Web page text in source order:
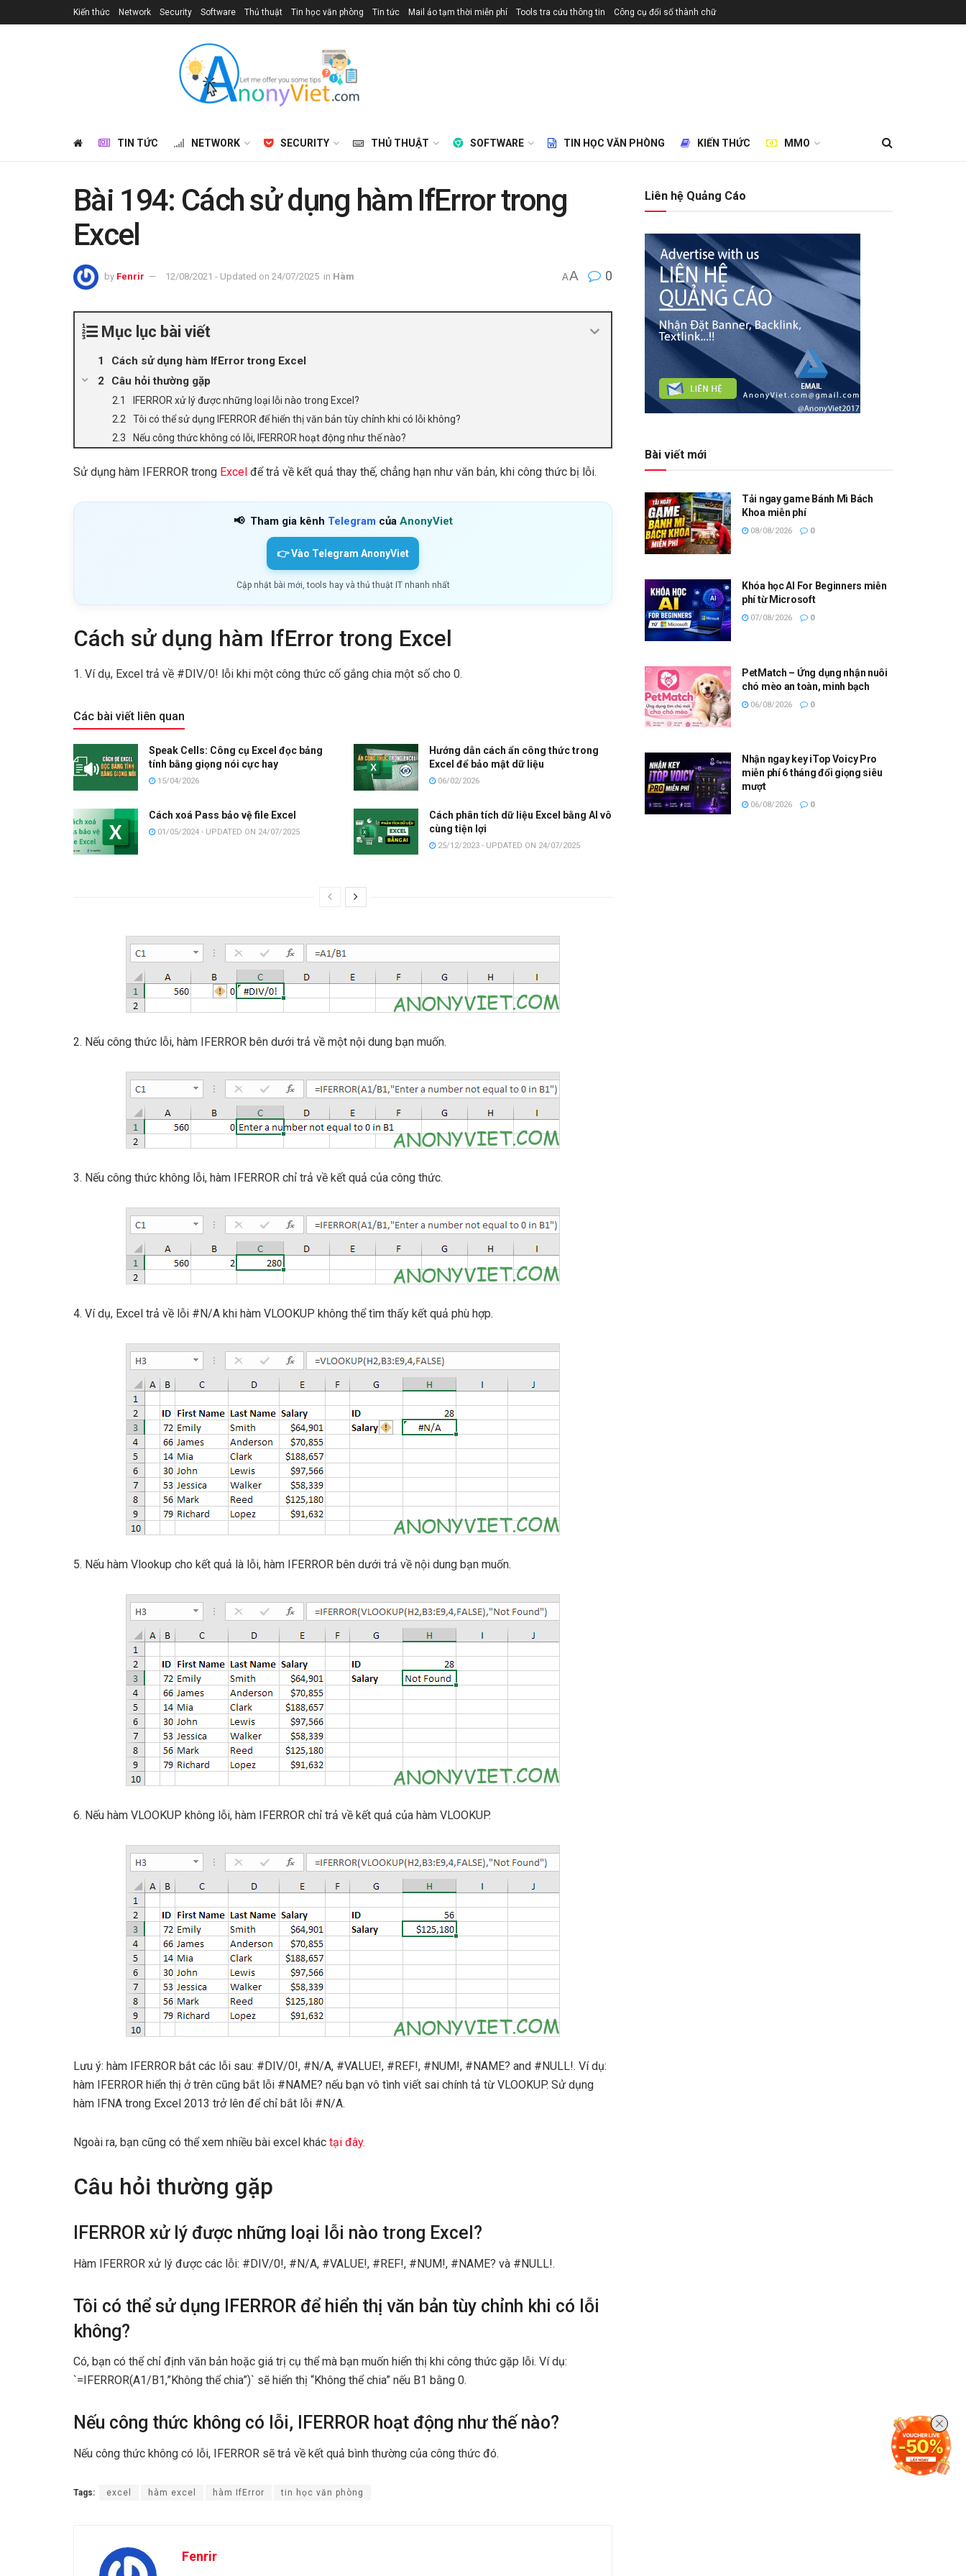
Kiến thức Network Security Software Thủ thuật Tin học văn phòng Tin tức Mail ảo tạm thời miễn phí Tools tra cứu thông tin Công cụ đổi số thành chữ
TIN TỨC NETWORK SECURITY THỦ THUẬT SOFTWARE TIN HỌC VĂN PHÒNG KIẾN THỨC MMO
Bài 194: Cách sử dụng hàm IfError trong
Excel
by Fenrir 12/08/2021 - Updated on 24/07/2025 in Hàm AA 0
Mục lục bài viết
Cách sử dụng hàm IfError trong Excel
Câu hỏi thường gặp
IFERROR xử lý được những loại lỗi nào trong Excel?
Tôi có thể sử dụng IFERROR để hiển thị văn bản tùy chỉnh khi có lỗi không?
Nếu công thức không có lỗi, IFERROR hoạt động như thế nào?
Sử dụng hàm IFERROR trong Excel để trả về kết quả thay thế, chẳng hạn như văn bản, khi công thức bị lỗi.
📢 Tham gia kênh Telegram của AnonyViet
👉 Vào Telegram AnonyViet
Cập nhật bài mới, tools hay và thủ thuật IT nhanh nhất
Cách sử dụng hàm IfError trong Excel
1. Ví dụ, Excel trả về #DIV/0! lỗi khi một công thức cố gắng chia một số cho 0.
Các bài viết liên quan
Speak Cells: Công cụ Excel đọc bảng
tính bằng giọng nói cực hay
15/04/2026
Hướng dẫn cách ẩn công thức trong
Excel để bảo mật dữ liệu
06/02/2026
Cách xoá Pass bảo vệ file Excel
01/05/2024 - UPDATED ON 24/07/2025
Cách phân tích dữ liệu Excel bằng AI vô
cùng tiện lợi
25/12/2023 - UPDATED ON 24/07/2025
2. Nếu công thức lỗi, hàm IFERROR bên dưới trả về một nội dung bạn muốn.
3. Nếu công thức không lỗi, hàm IFERROR chỉ trả về kết quả của công thức.
4. Ví dụ, Excel trả về lỗi #N/A khi hàm VLOOKUP không thể tìm thấy kết quả phù hợp.
5. Nếu hàm Vlookup cho kết quả là lỗi, hàm IFERROR bên dưới trả về nội dung bạn muốn.
6. Nếu hàm VLOOKUP không lỗi, hàm IFERROR chỉ trả về kết quả của hàm VLOOKUP.
Lưu ý: hàm IFERROR bắt các lỗi sau: #DIV/0!, #N/A, #VALUE!, #REF!, #NUM!, #NAME? and #NULL!. Ví dụ:
hàm IFERROR hiển thị ở trên cũng bắt lỗi #NAME? nếu bạn vô tình viết sai chính tả từ VLOOKUP. Sử dụng
hàm IFNA trong Excel 2013 trở lên để chỉ bắt lỗi #N/A.
Ngoài ra, bạn cũng có thể xem nhiều bài excel khác tại đây.
Câu hỏi thường gặp
IFERROR xử lý được những loại lỗi nào trong Excel?
Hàm IFERROR xử lý được các lỗi: #DIV/0!, #N/A, #VALUE!, #REF!, #NUM!, #NAME? và #NULL!.
Tôi có thể sử dụng IFERROR để hiển thị văn bản tùy chỉnh khi có lỗi
không?
Có, bạn có thể chỉ định văn bản hoặc giá trị cụ thể mà bạn muốn hiển thị khi công thức gặp lỗi. Ví dụ:
`=IFERROR(A1/B1,”Không thể chia”)` sẽ hiển thị “Không thể chia” nếu B1 bằng 0.
Nếu công thức không có lỗi, IFERROR hoạt động như thế nào?
Nếu công thức không có lỗi, IFERROR sẽ trả về kết quả bình thường của công thức đó.
Tags: excel hàm excel hàm IfError tin học văn phòng
Fenrir
Liên hệ Quảng Cáo
Bài viết mới
Tải ngay game Bánh Mì Bách
Khoa miễn phí
08/08/2026 0
Khóa học AI For Beginners miễn
phí từ Microsoft
07/08/2026 0
PetMatch – Ứng dụng nhận nuôi
chó mèo an toàn, minh bạch
06/08/2026 0
Nhận ngay key iTop Voicy Pro
miễn phí 6 tháng đổi giọng siêu
mượt
06/08/2026 0